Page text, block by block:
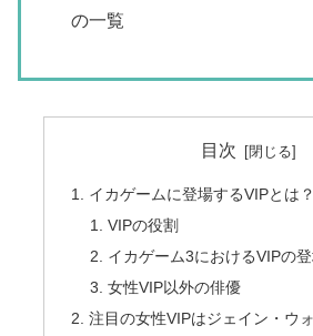
の一覧
目次
イカゲームに登場するVIPとは？
VIPの役割
イカゲーム3におけるVIPの
女性VIP以外の俳優
注目の女性VIPはジェイン・ウ